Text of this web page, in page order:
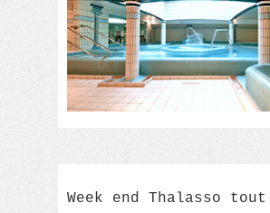
Week end Thalasso